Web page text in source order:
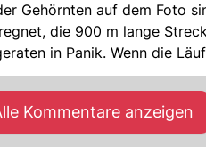
Gehörnten auf dem Foto
die 900 m lange
in Panik. Wenn die
einer
genau um 8 Uhr morgens,
Kommentare anzeigen